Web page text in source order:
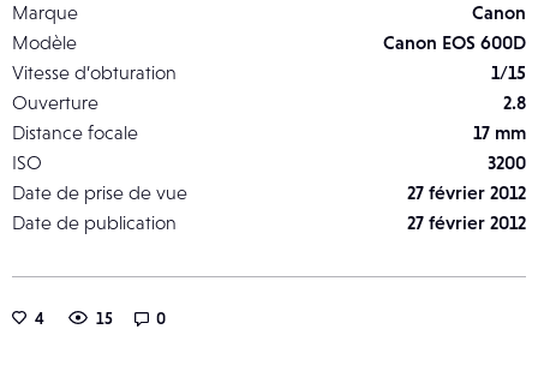
Marque
Canon
Modèle
Canon EOS 600D
Vitesse d’obturation
1/15
Ouverture
2.8
Distance focale
17 mm
ISO
3200
Date de prise de vue
27 février 2012
Date de publication
27 février 2012
4 15 0